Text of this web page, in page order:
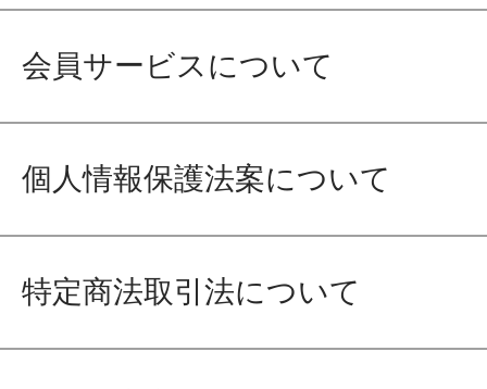
会員サービスについて
個人情報保護法案について
特定商法取引法について